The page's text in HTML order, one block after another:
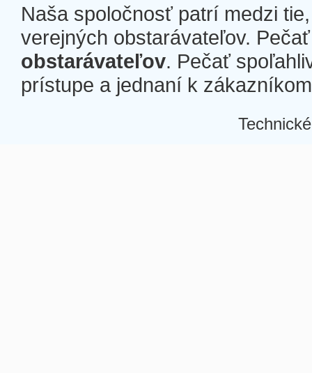
Naša spoločnosť patrí medzi
verejných obstarávateľov.
obstarávateľov. Pečať
prístupe a jednaní k